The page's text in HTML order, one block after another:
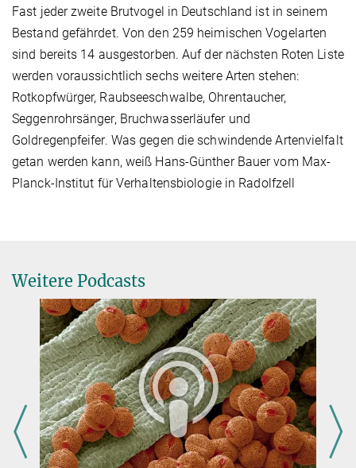
Fast jeder zweite Brutvogel in Deutschland ist in seinem
Bestand gefährdet. Von den 259 heimischen Vogelarten
sind bereits 14 ausgestorben. Auf der nächsten Roten Liste
werden voraussichtlich sechs weitere Arten stehen:
Rotkopfwürger, Raubseeschwalbe, Ohrentaucher,
Seggenrohrsänger, Bruchwasserläufer und
Goldregenpfeifer. Was gegen die schwindende Artenvielfalt
getan werden kann, weiß Hans-Günther Bauer vom Max-
Planck-Institut für Verhaltensbiologie in Radolfzell
Weitere Podcasts